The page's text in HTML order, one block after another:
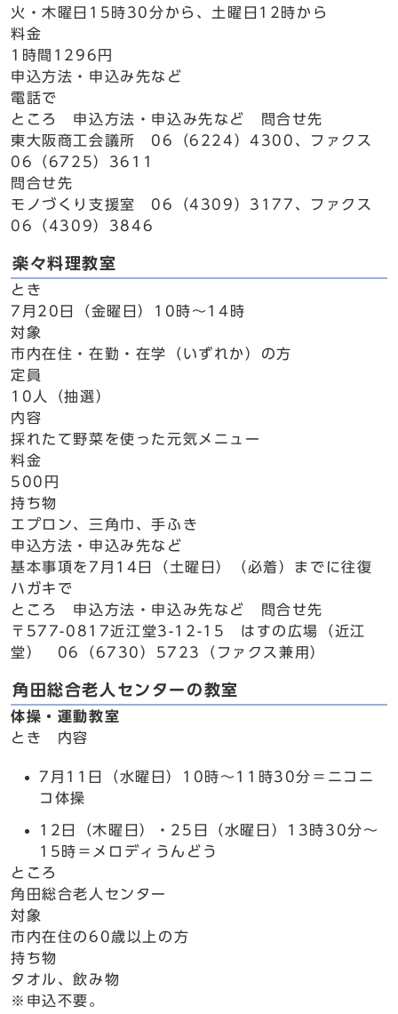
火・木曜日15時30分から、土曜日12時から
料金
1時間1296円
申込方法・申込み先など
電話で
ところ 申込方法・申込み先など 問合せ先
東大阪商工会議所 06（6224）4300、ファクス
06（6725）3611
問合せ先
モノづくり支援室 06（4309）3177、ファクス
06（4309）3846
楽々料理教室
とき
7月20日（金曜日）10時～14時
対象
市内在住・在勤・在学（いずれか）の方
定員
10人（抽選）
内容
採れたて野菜を使った元気メニュー
料金
500円
持ち物
エプロン、三角巾、手ふき
申込方法・申込み先など
基本事項を7月14日（土曜日）（必着）までに往復
ハガキで
ところ 申込方法・申込み先など 問合せ先
〒577-0817近江堂3-12-15 はすの広場（近江
堂） 06（6730）5723（ファクス兼用）
角田総合老人センターの教室
体操・運動教室
とき 内容
7月11日（水曜日）10時～11時30分＝ニコニ
コ体操
12日（木曜日）・25日（水曜日）13時30分～
15時＝メロディうんどう
ところ
角田総合老人センター
対象
市内在住の60歳以上の方
持ち物
タオル、飲み物
※申込不要。